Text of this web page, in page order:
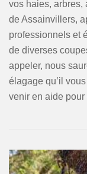
vos haies, arbres,
de Assainvillers,
professionnels et
de diverses
appeler, nous
élagage qu’il
venir en aide pour